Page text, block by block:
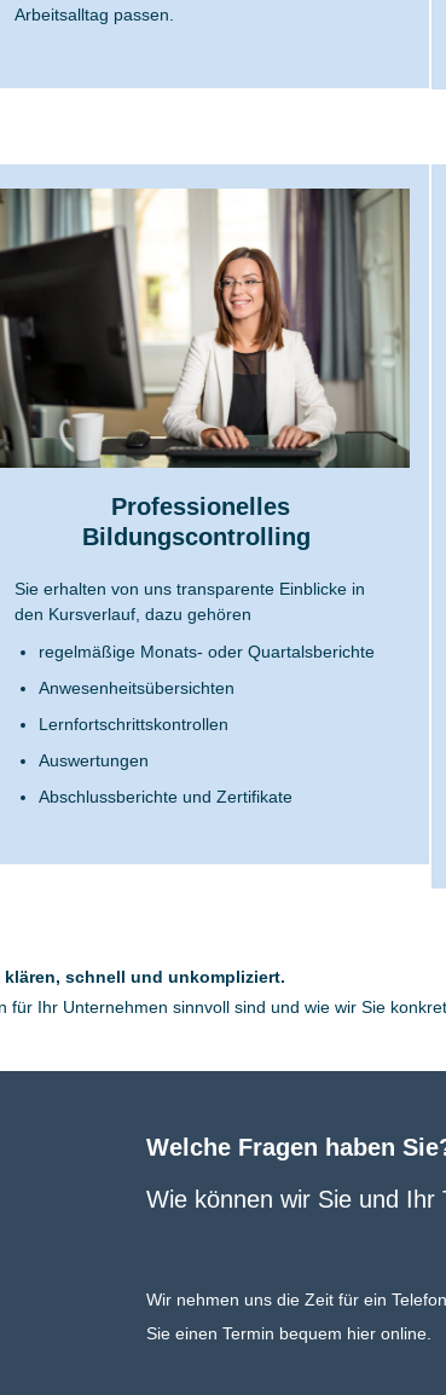
Arbeitsalltag passen.
Professionelles
Bildungscontrolling
Sie erhalten von uns transparente Einblicke in
den Kursverlauf, dazu gehören
regelmäßige Monats- oder Quartalsberichte
Anwesenheitsübersichten
Lernfortschrittskontrollen
Auswertungen
Abschlussberichte und Zertifikate
schnell und unkompliziert.
Ihr Unternehmen sinnvoll sind und wie wir Sie
Welche Fragen haben
​Wie können wir Sie und Ihr
Wir nehmen uns die Zeit für ein
Sie einen Termin bequem hier online.